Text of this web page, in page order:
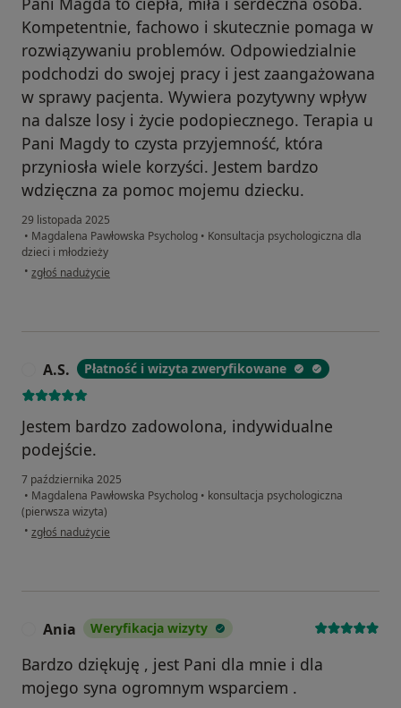
Kompetentnie, fachowo i skutecznie pomaga w
rozwiązywaniu problemów. Odpowiedzialnie
podchodzi do swojej pracy i jest zaangażowana
w sprawy pacjenta. Wywiera pozytywny wpływ
na dalsze losy i życie podopiecznego. Terapia u
Pani Magdy to czysta przyjemność, która
przyniosła wiele korzyści. Jestem bardzo
wdzięczna za pomoc mojemu dziecku.
29 listopada 2025
• Magdalena Pawłowska Psycholog • Konsultacja psychologiczna dla
dzieci i młodzieży
• w opinii użytkownika Wiola
zgłoś nadużycie
A.S. Płatność i wizyta zweryfikowane
Jestem bardzo zadowolona, indywidualne
podejście.
7 października 2025
• Magdalena Pawłowska Psycholog • konsultacja psychologiczna
(pierwsza wizyta)
• w opinii użytkownika A.S.
zgłoś nadużycie
Ania Weryfikacja wizyty
Bardzo dziękuję , jest Pani dla mnie i dla
mojego syna ogromnym wsparciem .